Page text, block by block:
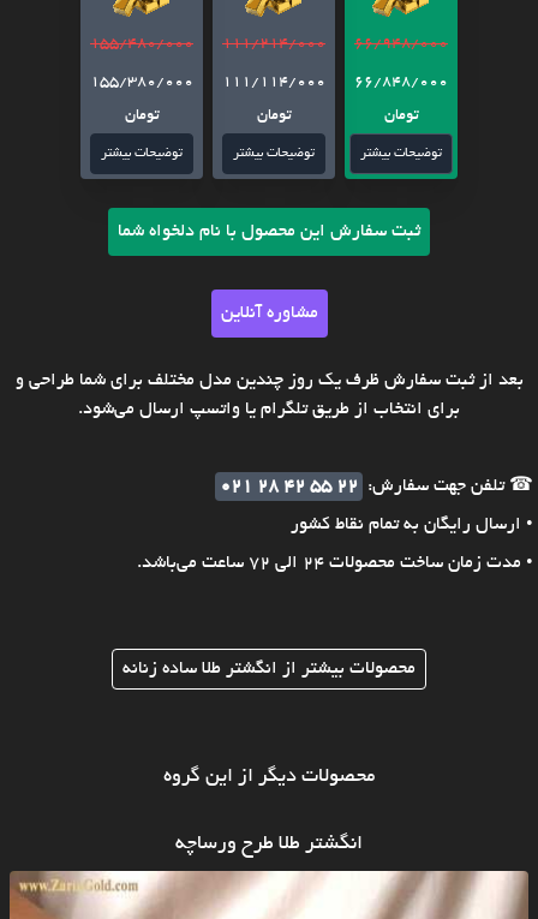
66/948/000
66/848/000
تومان
توضیحات بیشتر
111/214/000
111/114/000
تومان
توضیحات بیشتر
155/480/000
155/380/000
تومان
توضیحات بیشتر
ثبت سفارش این محصول با نام دلخواه شما
مشاوره آنلاین
بعد از ثبت سفارش ظرف یک روز چندین مدل مختلف برای شما طراحی و
برای انتخاب از طریق تلگرام یا واتسپ ارسال می‌شود.
☎ تلفن جهت سفارش:
021 28 42 55 22
• ارسال رایگان به تمام نقاط کشور
• مدت زمان ساخت محصولات 24 الی 72 ساعت می‌باشد.
محصولات بیشتر از انگشتر طلا ساده زنانه
محصولات دیگر از این گروه
انگشتر طلا طرح ورساچه